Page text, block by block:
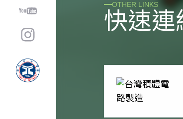
OTHER LINKS
快速連